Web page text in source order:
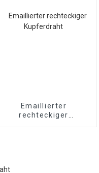
Emaillierter
rechteckiger